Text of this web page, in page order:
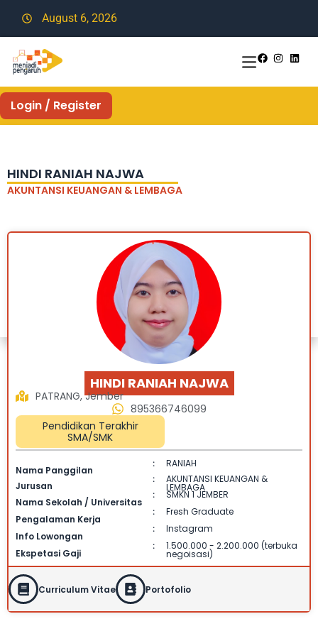
August 6, 2026
Login / Register
HINDI RANIAH NAJWA
AKUNTANSI KEUANGAN & LEMBAGA
HINDI RANIAH NAJWA
Pendidikan Terakhir
SMA/SMK
895366746099
PATRANG, Jember
Nama Panggilan
:
RANIAH
Jurusan
: AKUNTANSI KEUANGAN &
LEMBAGA
Nama Sekolah / Universitas
: SMKN 1 JEMBER
Pengalaman Kerja
: Fresh Graduate
Info Lowongan
: Instagram
Ekspetasi Gaji
: 1.500.000 - 2.200.000 (terbuka
negoisasi)
Curriculum Vitae Portofolio